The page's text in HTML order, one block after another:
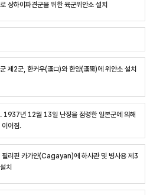
상하이파견군을 위한 육군위안소 설치
제2군, 한커우(漢口)와 한양(漢陽)에 위안소 설치
1937년 12월 13일 난징을 점령한 일본군에 의해
이어짐.
필리핀 카가얀(Cagayan)에 하사관 및 병사용 제3
치